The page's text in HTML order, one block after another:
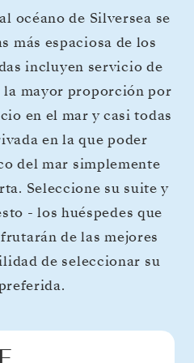
océano de Silversea se
más espaciosa de los
incluyen servicio de
la mayor proporción por
en el mar y casi todas
en la que poder
del mar simplemente
Seleccione su suite y
- los huéspedes que
de las mejores
de seleccionar su